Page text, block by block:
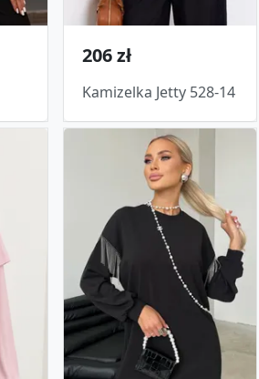
206 zł
Kamizelka Jetty 528-14